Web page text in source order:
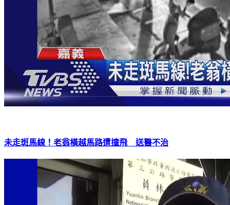
未走斑馬線！老翁橫越馬路遭撞飛 送醫不治